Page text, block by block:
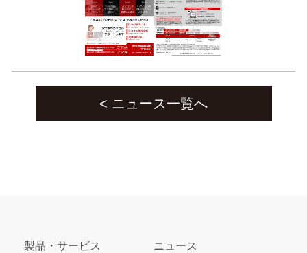
< ニュース一覧へ
製品・サービス ニュース